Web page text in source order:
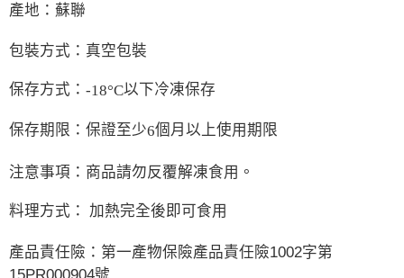
產地： 蘇聯
包裝方式：真空包裝
保存方式： -18°C以下冷凍保存
保存期限：保證至少6個月以上使用期限
注意事項： 商品請勿反覆解凍食用。
料理方式： 加熱完全後即可食用
產品責任險：第一產物保險產品責任險1002字第
15PR000904號